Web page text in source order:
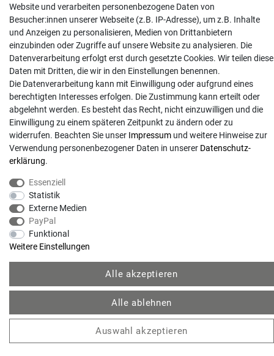
info@gartentechnik-hansen.de
0481 8565-0
Mo. - Do. 08:00 - 17:00 | Fr. 8:00 - 15:00
Anrufe aus dem dt. Festnetz zum Ortstarif, Preise aus dem Mobilfunknetz ggf.
abweichend (abhängig vom Provider).
© Copyright 2026 | Alle Rechte vorbehalten. - Gartentechnik Hansen | Realisation
Website und verarbeiten personenbezogene Daten von
Besucher:innen unserer Webseite (z.B. IP-Adresse), um z.B. Inhalte
und Anzeigen zu personalisieren, Medien von Drittanbietern
einzubinden oder Zugriffe auf unsere Website zu analysieren. Die
Datenverarbeitung erfolgt erst durch gesetzte Cookies. Wir teilen diese
Daten mit Dritten, die wir in den Einstellungen benennen.
Die Datenverarbeitung kann mit Einwilligung oder aufgrund eines
berechtigten Interesses erfolgen. Die Zustimmung kann erteilt oder
abgelehnt werden. Es besteht das Recht, nicht einzuwilligen und die
Einwilligung zu einem späteren Zeitpunkt zu ändern oder zu
widerrufen. Beachten Sie unser Impressum und weitere Hinweise zur
Verwendung personenbezogener Daten in unserer Daten­schutz­
erklärung.
Essenziell
Statistik
Externe Medien
PayPal
Funktional
Weitere Einstellungen
Alle akzeptieren
Alle ablehnen
Auswahl akzeptieren